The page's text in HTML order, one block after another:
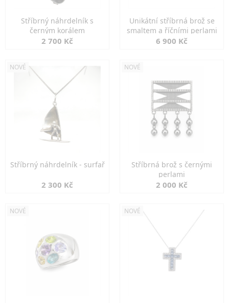
Stříbrný náhrdelník s
černým korálem
2 700 Kč
Unikátní stříbrná brož se
smaltem a říčními perlami
6 900 Kč
NOVÉ
Stříbrný náhrdelník - surfař
2 300 Kč
NOVÉ
Stříbrná brož s černými
perlami
2 000 Kč
NOVÉ NOVÉ